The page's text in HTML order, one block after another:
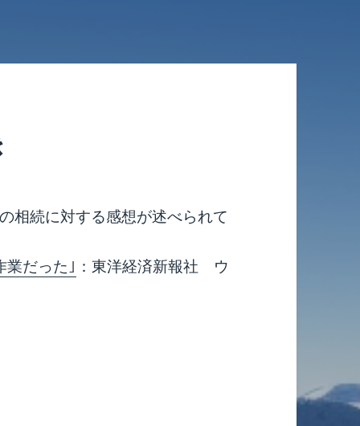
相続に対する感想が述べられて
業だった｣ ：東洋経済新報社 ウ